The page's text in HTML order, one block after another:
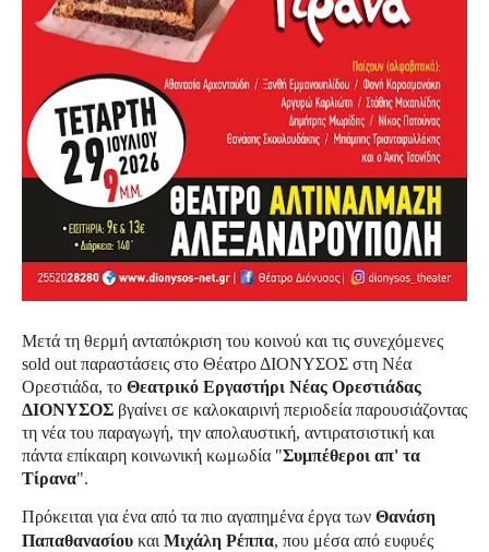
Μετά τη θερμή ανταπόκριση του κοινού και τις συνεχόμενες
sold out παραστάσεις στο Θέατρο ΔΙΟΝΥΣΟΣ στη Νέα
Ορεστιάδα, το Θεατρικό Εργαστήρι Νέας Ορεστιάδας
ΔΙΟΝΥΣΟΣ βγαίνει σε καλοκαιρινή περιοδεία παρουσιάζοντας
τη νέα του παραγωγή, την απολαυστική, αντιρατσιστική και
πάντα επίκαιρη κοινωνική κωμωδία "Συμπέθεροι απ' τα
Τίρανα".
Πρόκειται για ένα από τα πιο αγαπημένα έργα των Θανάση
Παπαθανασίου καιΜιχάλη Ρέππα, που μέσα από ευφυές